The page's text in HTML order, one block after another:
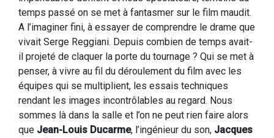
temps passé on se met à fantasmer sur le film maudit.
A l’imaginer fini, à essayer de comprendre le drame que
vivait Serge Reggiani. Depuis combien de temps avait-
il projeté de claquer la porte du tournage ? Qui se met à
penser, à vivre au fil du déroulement du film avec les
équipes qui se multiplient, les essais techniques
rendant les images incontrôlables au regard. Nous
sommes là dans la salle et l’on ne peut rien faire alors
que Jean-Louis Ducarme, l’ingénieur du son, Jacques